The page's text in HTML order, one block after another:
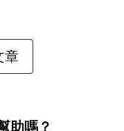
章
助嗎？